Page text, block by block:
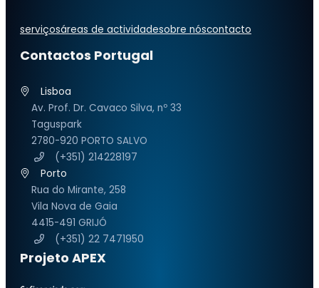
serviçosáreas de actividadesobre nóscontacto
Contactos Portugal
Lisboa
Av. Prof. Dr. Cavaco Silva, nº 33
Taguspark
2780-920 PORTO SALVO
(+351) 214228197
Porto
Rua do Mirante, 258
Vila Nova de Gaia
4415-491 GRIJÓ
(+351) 22 7471950
Projeto APEX